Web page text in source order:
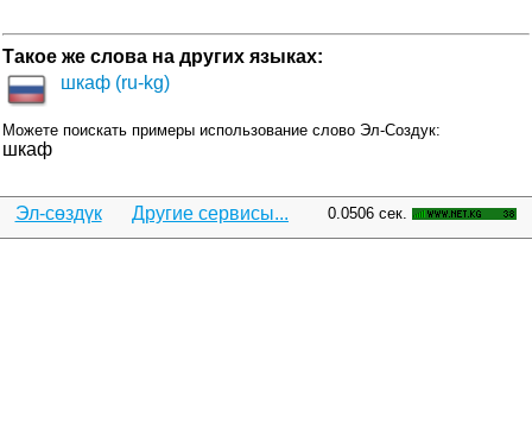
Такое же слова на других языках:
шкаф (ru-kg)
Можете поискать примеры использование слово Эл-Создук:
шкаф
Эл-сөздүк Другие сервисы... 0.0506 сек.